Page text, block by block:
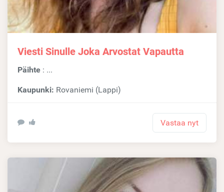
Viesti Sinulle Joka Arvostat Vapautta
Päihte : ...
Kaupunki: Rovaniemi (Lappi)
Vastaa nyt